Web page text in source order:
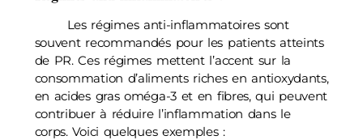
Les régimes anti-inflammatoires sont
souvent recommandés pour les patients atteints
de PR. Ces régimes mettent l’accent sur la
consommation d’aliments riches en antioxydants,
en acides gras oméga-3 et en fibres, qui peuvent
contribuer à réduire l’inflammation dans le
corps. Voici quelques exemples :